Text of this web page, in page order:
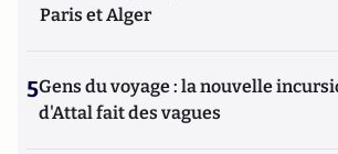
Paris et Alger
5Gens du voyage : la nouvelle
d'Attal fait des vagues